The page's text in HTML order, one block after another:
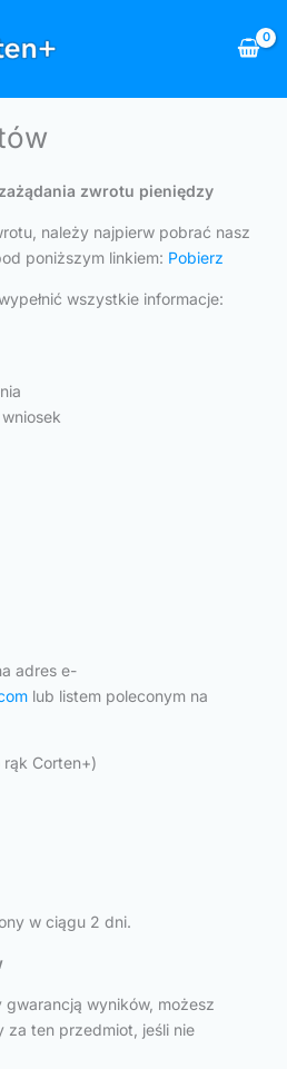
zwrotu pieniędzy
należy najpierw pobrać nasz
poniższym linkiem: Pobierz
wszystkie informacje:
adres e-
lub listem poleconym na
rąk Corten+)
w ciągu 2 dni.
wyników, możesz
ten przedmiot, jeśli nie